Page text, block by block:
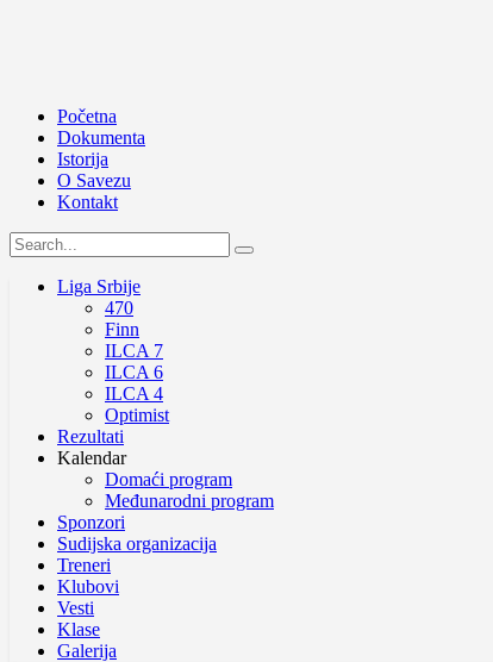
Početna
Dokumenta
Istorija
O Savezu
Kontakt
Liga Srbije
470
Finn
ILCA 7
ILCA 6
ILCA 4
Optimist
Rezultati
Kalendar
Domaći program
Međunarodni program
Sponzori
Sudijska organizacija
Treneri
Klubovi
Vesti
Klase
Galerija